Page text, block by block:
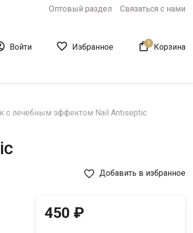
Оптовый раздел Связаться с нами
Войти  Избранное  Корзина
1
с лечебным эффектом Nail Antiseptic
favorite_border Добавить в избранное
450 ₽